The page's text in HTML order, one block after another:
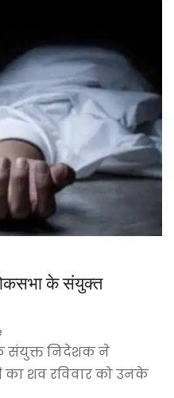
के संयुक्त
संयुक्त निदेशक ने
का शव रविवार को उनके